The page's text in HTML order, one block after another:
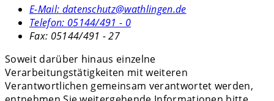
E-Mail: datenschutz@wathlingen.de
Telefon: 05144/491 - 0
Fax: 05144/491 - 27
Soweit darüber hinaus einzelne
Verarbeitungstätigkeiten mit weiteren
Verantwortlichen gemeinsam verantwortet werden,